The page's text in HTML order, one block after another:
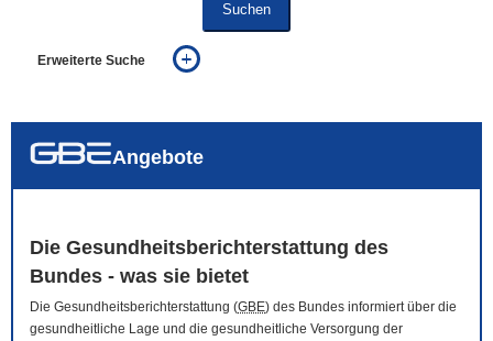
Suchen
Erweiterte Suche
auch in allen Texten suchen (Volltextsuche)
Angebote
Die Gesundheitsberichterstattung des
Bundes - was sie bietet
Die Gesundheitsberichterstattung (GBE) des Bundes informiert über die
gesundheitliche Lage und die gesundheitliche Versorgung der